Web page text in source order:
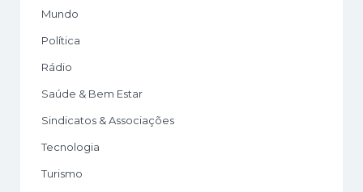
Mundo
Política
Rádio
Saúde & Bem Estar
Sindicatos & Associações
Tecnologia
Turismo